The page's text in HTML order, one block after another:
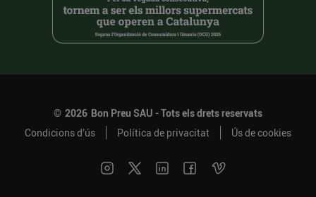
© 2026 Bon Preu SAU - Tots els drets reservats
Condicions d’ús
Política de privacitat Ús de cookies